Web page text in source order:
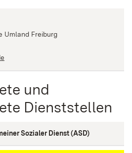
Umland Freiburg
und
Dienststellen
Sozialer Dienst (ASD)